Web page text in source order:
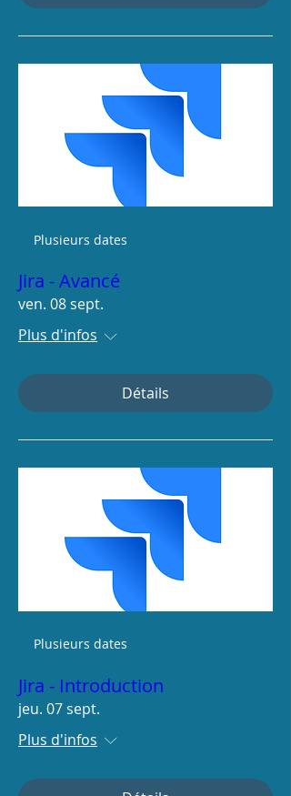
Plusieurs dates
Jira - Avancé
ven. 08 sept.
Plus d'infos
Détails
Plusieurs dates
Jira - Introduction
jeu. 07 sept.
Plus d'infos